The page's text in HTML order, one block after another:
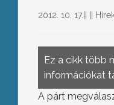
2012. 10. 17.
Ez a cikk több
információkat
A párt